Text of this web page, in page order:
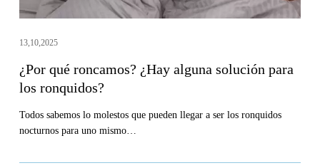
13,10,2025
¿Por qué roncamos? ¿Hay alguna solución para
los ronquidos?
Todos sabemos lo molestos que pueden llegar a ser los ronquidos
nocturnos para uno mismo…